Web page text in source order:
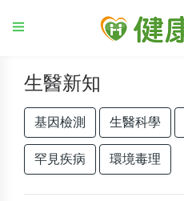
生醫新知
基因檢測 生醫科學
罕見疾病 環境毒理